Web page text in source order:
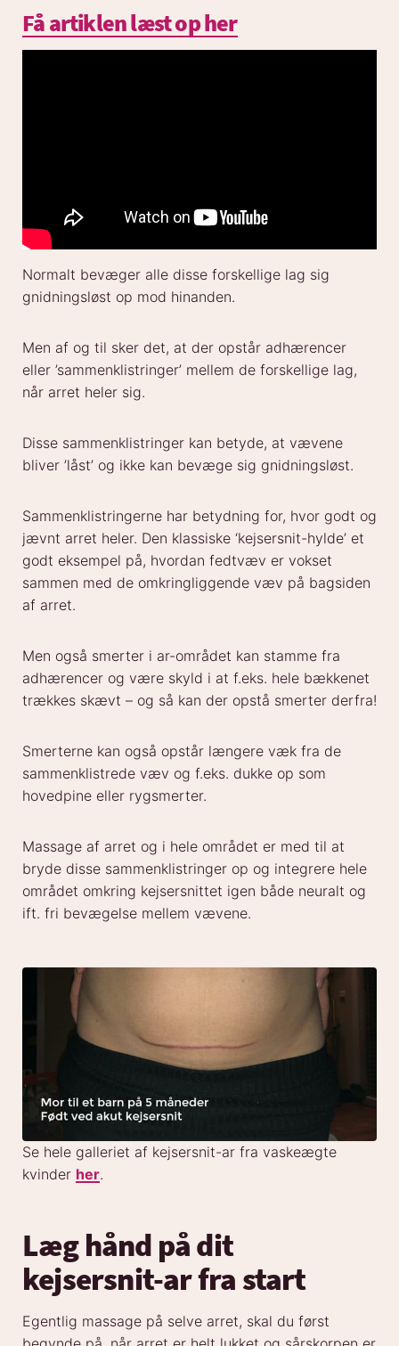
Få artiklen læst op her
Normalt bevæger alle disse forskellige lag sig
gnidningsløst op mod hinanden.
Men af og til sker det, at der opstår adhærencer
eller ’sammenklistringer’ mellem de forskellige lag,
når arret heler sig.
Disse sammenklistringer kan betyde, at vævene
bliver ’låst’ og ikke kan bevæge sig gnidningsløst.
Sammenklistringerne har betydning for, hvor godt og
jævnt arret heler. Den klassiske ‘kejsersnit-hylde’ et
godt eksempel på, hvordan fedtvæv er vokset
sammen med de omkringliggende væv på bagsiden
af arret.
Men også smerter i ar-området kan stamme fra
adhærencer og være skyld i at f.eks. hele bækkenet
trækkes skævt – og så kan der opstå smerter derfra!
Smerterne kan også opstår længere væk fra de
sammenklistrede væv og f.eks. dukke op som
hovedpine eller rygsmerter.
Massage af arret og i hele området er med til at
bryde disse sammenklistringer op og integrere hele
området omkring kejsersnittet igen både neuralt og
ift. fri bevægelse mellem vævene.
Se hele galleriet af kejsersnit-ar fra vaskeægte
kvinder her.
Læg hånd på dit
kejsersnit-ar fra start
Egentlig massage på selve arret, skal du først